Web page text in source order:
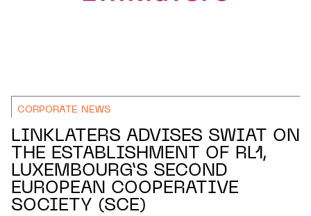
CORPORATE NEWS
LINKLATERS ADVISES SWIAT ON
THE ESTABLISHMENT OF RL1,
LUXEMBOURG’S SECOND
EUROPEAN COOPERATIVE
SOCIETY (SCE)